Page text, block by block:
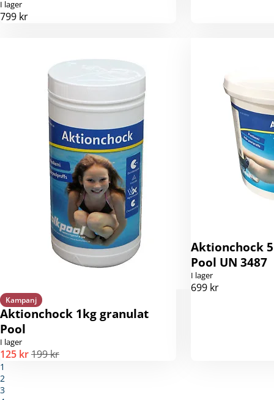
I lager
799 kr
Kampanj
Aktionchock 1kg granulat
Pool
I lager
125 kr199 kr
Aktionchock
Pool UN 3487
I lager
699 kr
1
2
3